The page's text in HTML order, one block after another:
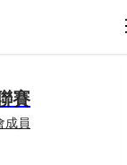
賽
成員